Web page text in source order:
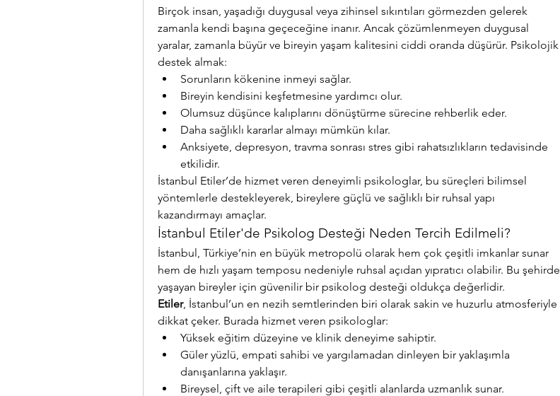
Birçok insan, yaşadığı duygusal veya zihinsel sıkıntıları görmezden gelerek
zamanla kendi başına geçeceğine inanır. Ancak çözümlenmeyen duygusal
yaralar, zamanla büyür ve bireyin yaşam kalitesini ciddi oranda düşürür. Psikolojik
destek almak:
Sorunların kökenine inmeyi sağlar.
Bireyin kendisini keşfetmesine yardımcı olur.
Olumsuz düşünce kalıplarını dönüştürme sürecine rehberlik eder.
Daha sağlıklı kararlar almayı mümkün kılar.
Anksiyete, depresyon, travma sonrası stres gibi rahatsızlıkların tedavisinde
etkilidir.
İstanbul Etiler’de hizmet veren deneyimli psikologlar, bu süreçleri bilimsel
yöntemlerle destekleyerek, bireylere güçlü ve sağlıklı bir ruhsal yapı
kazandırmayı amaçlar.
İstanbul Etiler'de Psikolog Desteği Neden Tercih Edilmeli?
İstanbul, Türkiye’nin en büyük metropolü olarak hem çok çeşitli imkanlar sunar
hem de hızlı yaşam temposu nedeniyle ruhsal açıdan yıpratıcı olabilir. Bu şehirde
yaşayan bireyler için güvenilir bir psikolog desteği oldukça değerlidir.
Etiler, İstanbul’un en nezih semtlerinden biri olarak sakin ve huzurlu atmosferiyle
dikkat çeker. Burada hizmet veren psikologlar:
Yüksek eğitim düzeyine ve klinik deneyime sahiptir.
Güler yüzlü, empati sahibi ve yargılamadan dinleyen bir yaklaşımla
danışanlarına yaklaşır.
Bireysel, çift ve aile terapileri gibi çeşitli alanlarda uzmanlık sunar.